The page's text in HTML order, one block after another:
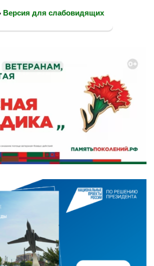
Версия для слабовидящих